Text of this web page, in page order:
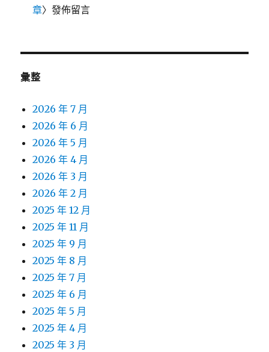
章〉發佈留言
彙整
2026 年 7 月
2026 年 6 月
2026 年 5 月
2026 年 4 月
2026 年 3 月
2026 年 2 月
2025 年 12 月
2025 年 11 月
2025 年 9 月
2025 年 8 月
2025 年 7 月
2025 年 6 月
2025 年 5 月
2025 年 4 月
2025 年 3 月